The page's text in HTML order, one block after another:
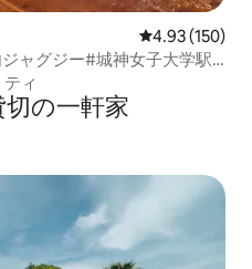
レビュー150
4.93 (150)
ャグジー#城神女子大学駅
施設#韓屋
ィ
の一軒家